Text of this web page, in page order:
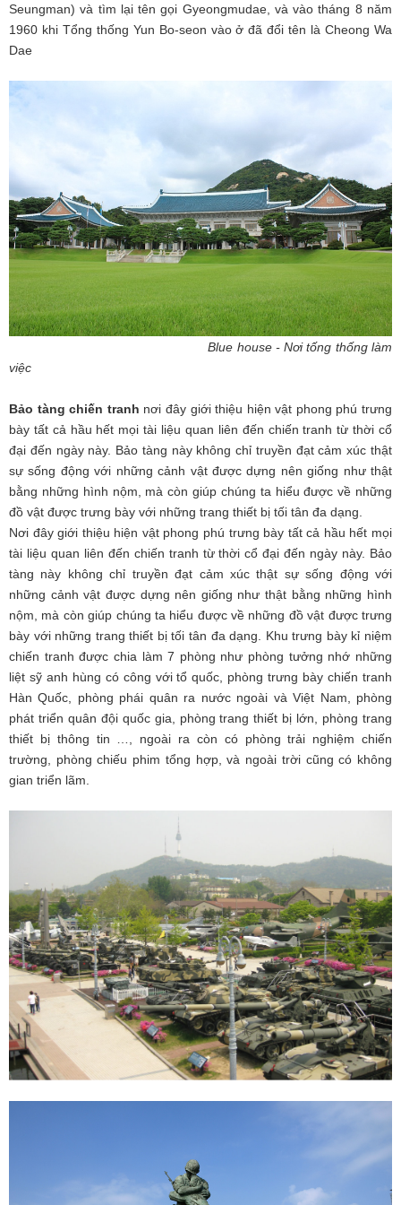
Seungman) và tìm lại tên gọi Gyeongmudae, và vào tháng 8 năm
1960 khi Tổng thống Yun Bo-seon vào ở đã đổi tên là Cheong Wa
Dae
Blue house - Nơi tống thống làm
việc
Bảo tàng chiến tranh nơi đây giới thiệu hiện vật phong phú trưng
bày tất cả hầu hết mọi tài liệu quan liên đến chiến tranh từ thời cổ
đại đến ngày này. Bảo tàng này không chỉ truyền đạt cảm xúc thật
sự sống động với những cảnh vật được dựng nên giống như thật
bằng những hình nộm, mà còn giúp chúng ta hiểu được về những
đồ vật được trưng bày với những trang thiết bị tối tân đa dạng.
Nơi đây giới thiệu hiện vật phong phú trưng bày tất cả hầu hết mọi
tài liệu quan liên đến chiến tranh từ thời cổ đại đến ngày này. Bảo
tàng này không chỉ truyền đạt cảm xúc thật sự sống động với
những cảnh vật được dựng nên giống như thật bằng những hình
nộm, mà còn giúp chúng ta hiểu được về những đồ vật được trưng
bày với những trang thiết bị tối tân đa dạng. Khu trưng bày kỉ niệm
chiến tranh được chia làm 7 phòng như phòng tưởng nhớ những
liệt sỹ anh hùng có công với tổ quốc, phòng trưng bày chiến tranh
Hàn Quốc, phòng phái quân ra nước ngoài và Việt Nam, phòng
phát triển quân đội quốc gia, phòng trang thiết bị lớn, phòng trang
thiết bị thông tin …, ngoài ra còn có phòng trải nghiệm chiến
trường, phòng chiếu phim tổng hợp, và ngoài trời cũng có không
gian triển lãm.